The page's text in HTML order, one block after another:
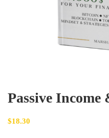
Passive
$18.30